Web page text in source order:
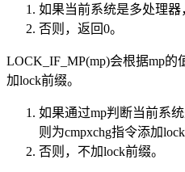
如果当前系统是多处理器
否则，返回0。
LOCK_IF_MP(mp)会根据mp的
加lock前缀。
如果通过mp判断当前系
则为cmpxchg指令添加lock
否则，不加lock前缀。